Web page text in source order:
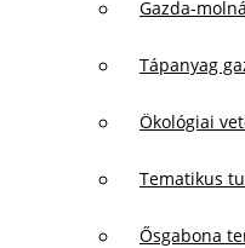
Gazda-
Tápanyag
Ökológiai
Tematikus
Ősgabona